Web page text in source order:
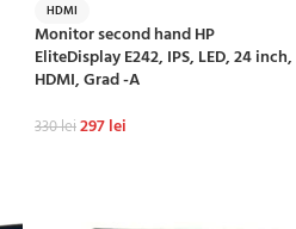
HDMI
Monitor second hand HP
EliteDisplay E242, IPS, LED, 24 inch,
HDMI, Grad -A
330lei297lei